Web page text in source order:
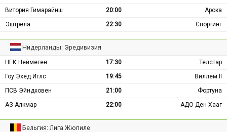
Витория Гимарайнш
20:00
Арока
Эштрела
22:30 Спортинг
Нидерланды: Эредивизия
НЕК Неймеген 17:30
Телстар
Гоу Эхед Иглс
19:45
Виллем II
ПСВ Эйндховен
21:00
Фортуна
АЗ Алкмар
22:00 АДО Ден Хааг
Бельгия: Лига Жюпиле